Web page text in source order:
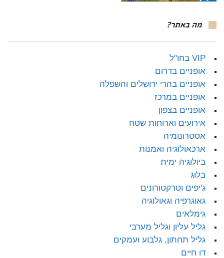
מה באתר?
VIP בחו"ל
אופניים בדרום
אופניים בהרי ירושלים והשפלה
אופניים במרכז
אופניים בצפון
אירועים וארוחות שטח
אסטרונומיה
ארכאולוגיה ואמנות
ביולוגיה ימית
בלוג
ג'יפים וטרקטורונים
גאוגרפיה וגאולוגיה
גימלאים
גליל עליון וגליל מערבי
גליל תחתון, גלבוע ועמקים
דו חיים